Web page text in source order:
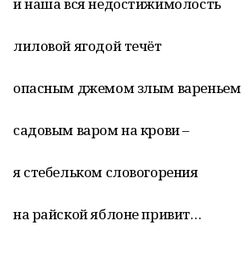
лиловой ягодой течёт
опасным джемом злым вареньем
садовым варом на крови –
я стебельком словогорения
на райской яблоне привит…